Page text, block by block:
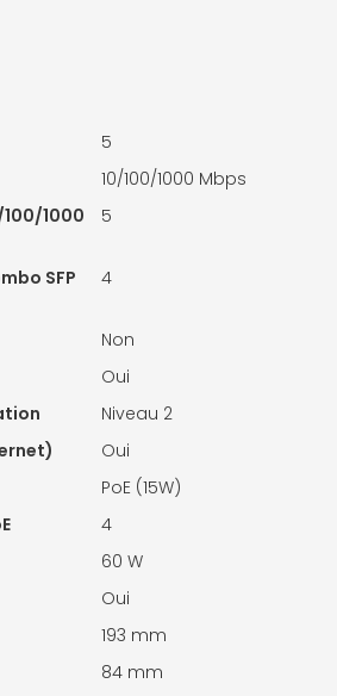
5
10/100/1000 Mbps
1000
5
SFP
4
Non
Oui
Niveau 2
Oui
PoE (15W)
4
60 W
Oui
193 mm
84 mm